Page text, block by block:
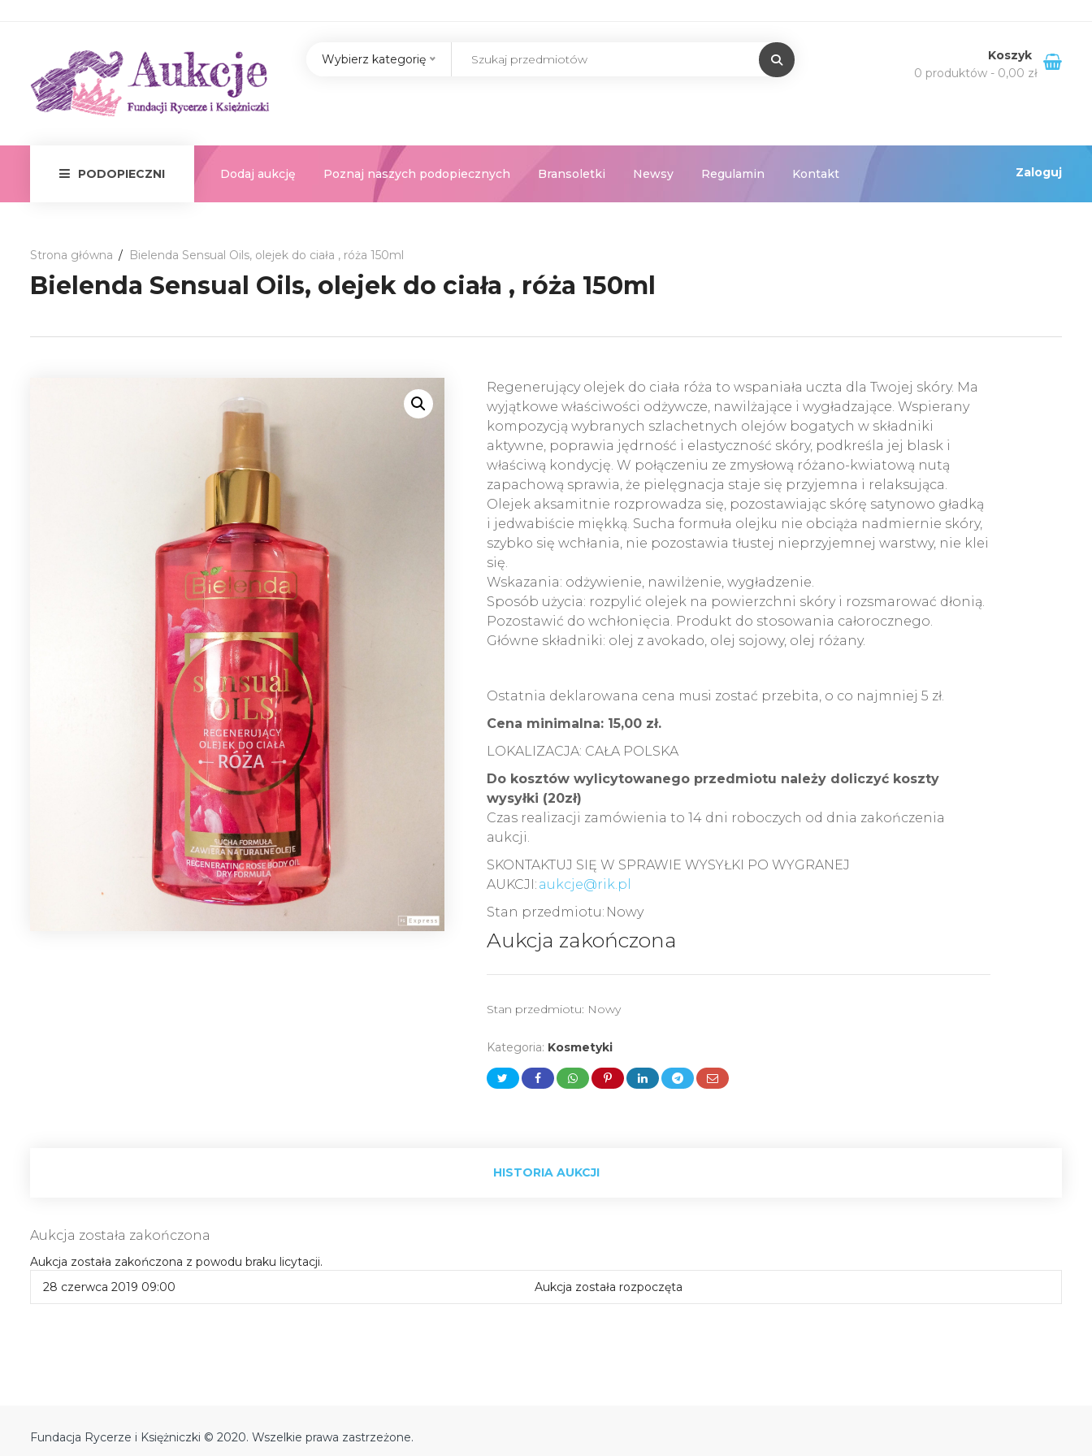
Wybierz kategorię
Koszyk
0 produktów - 0,00 zł
PODOPIECZNI Dodaj aukcję Poznaj naszych podopiecznych Bransoletki Newsy Regulamin Kontakt Zaloguj
Strona główna Bielenda Sensual Oils, olejek do ciała , róża 150ml
Bielenda Sensual Oils, olejek do ciała , róża 150ml
Regenerujący olejek do ciała róża to wspaniała uczta dla Twojej skóry. Ma
wyjątkowe właściwości odżywcze, nawilżające i wygładzające. Wspierany
kompozycją wybranych szlachetnych olejów bogatych w składniki
aktywne, poprawia jędrność i elastyczność skóry, podkreśla jej blask i
właściwą kondycję. W połączeniu ze zmysłową różano-kwiatową nutą
zapachową sprawia, że pielęgnacja staje się przyjemna i relaksująca.
Olejek aksamitnie rozprowadza się, pozostawiając skórę satynowo gładką
i jedwabiście miękką. Sucha formuła olejku nie obciąża nadmiernie skóry,
szybko się wchłania, nie pozostawia tłustej nieprzyjemnej warstwy, nie klei
się.
Wskazania: odżywienie, nawilżenie, wygładzenie.
Sposób użycia: rozpylić olejek na powierzchni skóry i rozsmarować dłonią.
Pozostawić do wchłonięcia. Produkt do stosowania całorocznego.
Główne składniki: olej z avokado, olej sojowy, olej różany.
Ostatnia deklarowana cena musi zostać przebita, o co najmniej 5 zł.
Cena minimalna: 15,00 zł.
LOKALIZACJA: CAŁA POLSKA
Do kosztów wylicytowanego przedmiotu należy doliczyć koszty
wysyłki (20zł)
Czas realizacji zamówienia to 14 dni roboczych od dnia zakończenia
aukcji.
SKONTAKTUJ SIĘ W SPRAWIE WYSYŁKI PO WYGRANEJ
AUKCJI: aukcje@rik.pl
Stan przedmiotu: Nowy
Aukcja zakończona
Stan przedmiotu: Nowy
Kategoria: Kosmetyki
HISTORIA AUKCJI
Aukcja została zakończona
Aukcja została zakończona z powodu braku licytacji.
28 czerwca 2019 09:00
Aukcja została rozpoczęta
Fundacja Rycerze i Księżniczki © 2020. Wszelkie prawa zastrzeżone.